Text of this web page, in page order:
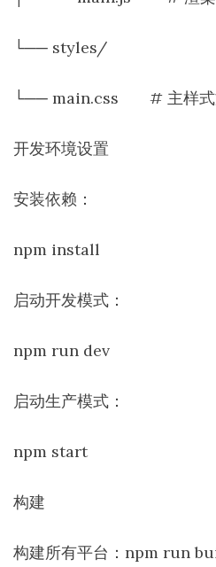
└── styles/
└── main.css # 主样式
开发环境设置
安装依赖：
npm install
启动开发模式：
npm run dev
启动生产模式：
npm start
构建
构建所有平台：npm run